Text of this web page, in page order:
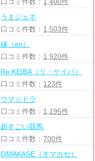
うまジェネ
口コミ件数： 1,503件
縁（en）
口コミ件数： 1,920件
Re:KEIBA（リ・ケイバ）
口コミ件数： 123件
ウマ☆ドラ
口コミ件数： 1,195件
超すごい競馬
口コミ件数：700件
OMAKASE（オマカセ）